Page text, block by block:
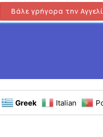
Βάλε γρήγορα την
Greek Italian